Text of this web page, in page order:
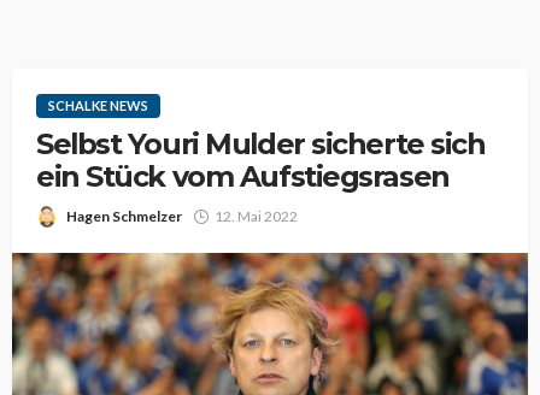
SCHALKE NEWS
Selbst Youri Mulder sicherte sich
ein Stück vom Aufstiegsrasen
Hagen Schmelzer 12. Mai 2022